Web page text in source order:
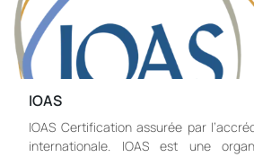
IOAS
IOAS Certification assurée par
internationale. IOAS est une